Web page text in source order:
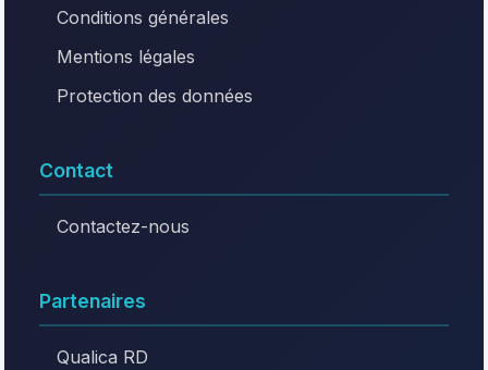
Conditions générales
Mentions légales
Protection des données
Contact
Contactez-nous
Partenaires
Qualica RD